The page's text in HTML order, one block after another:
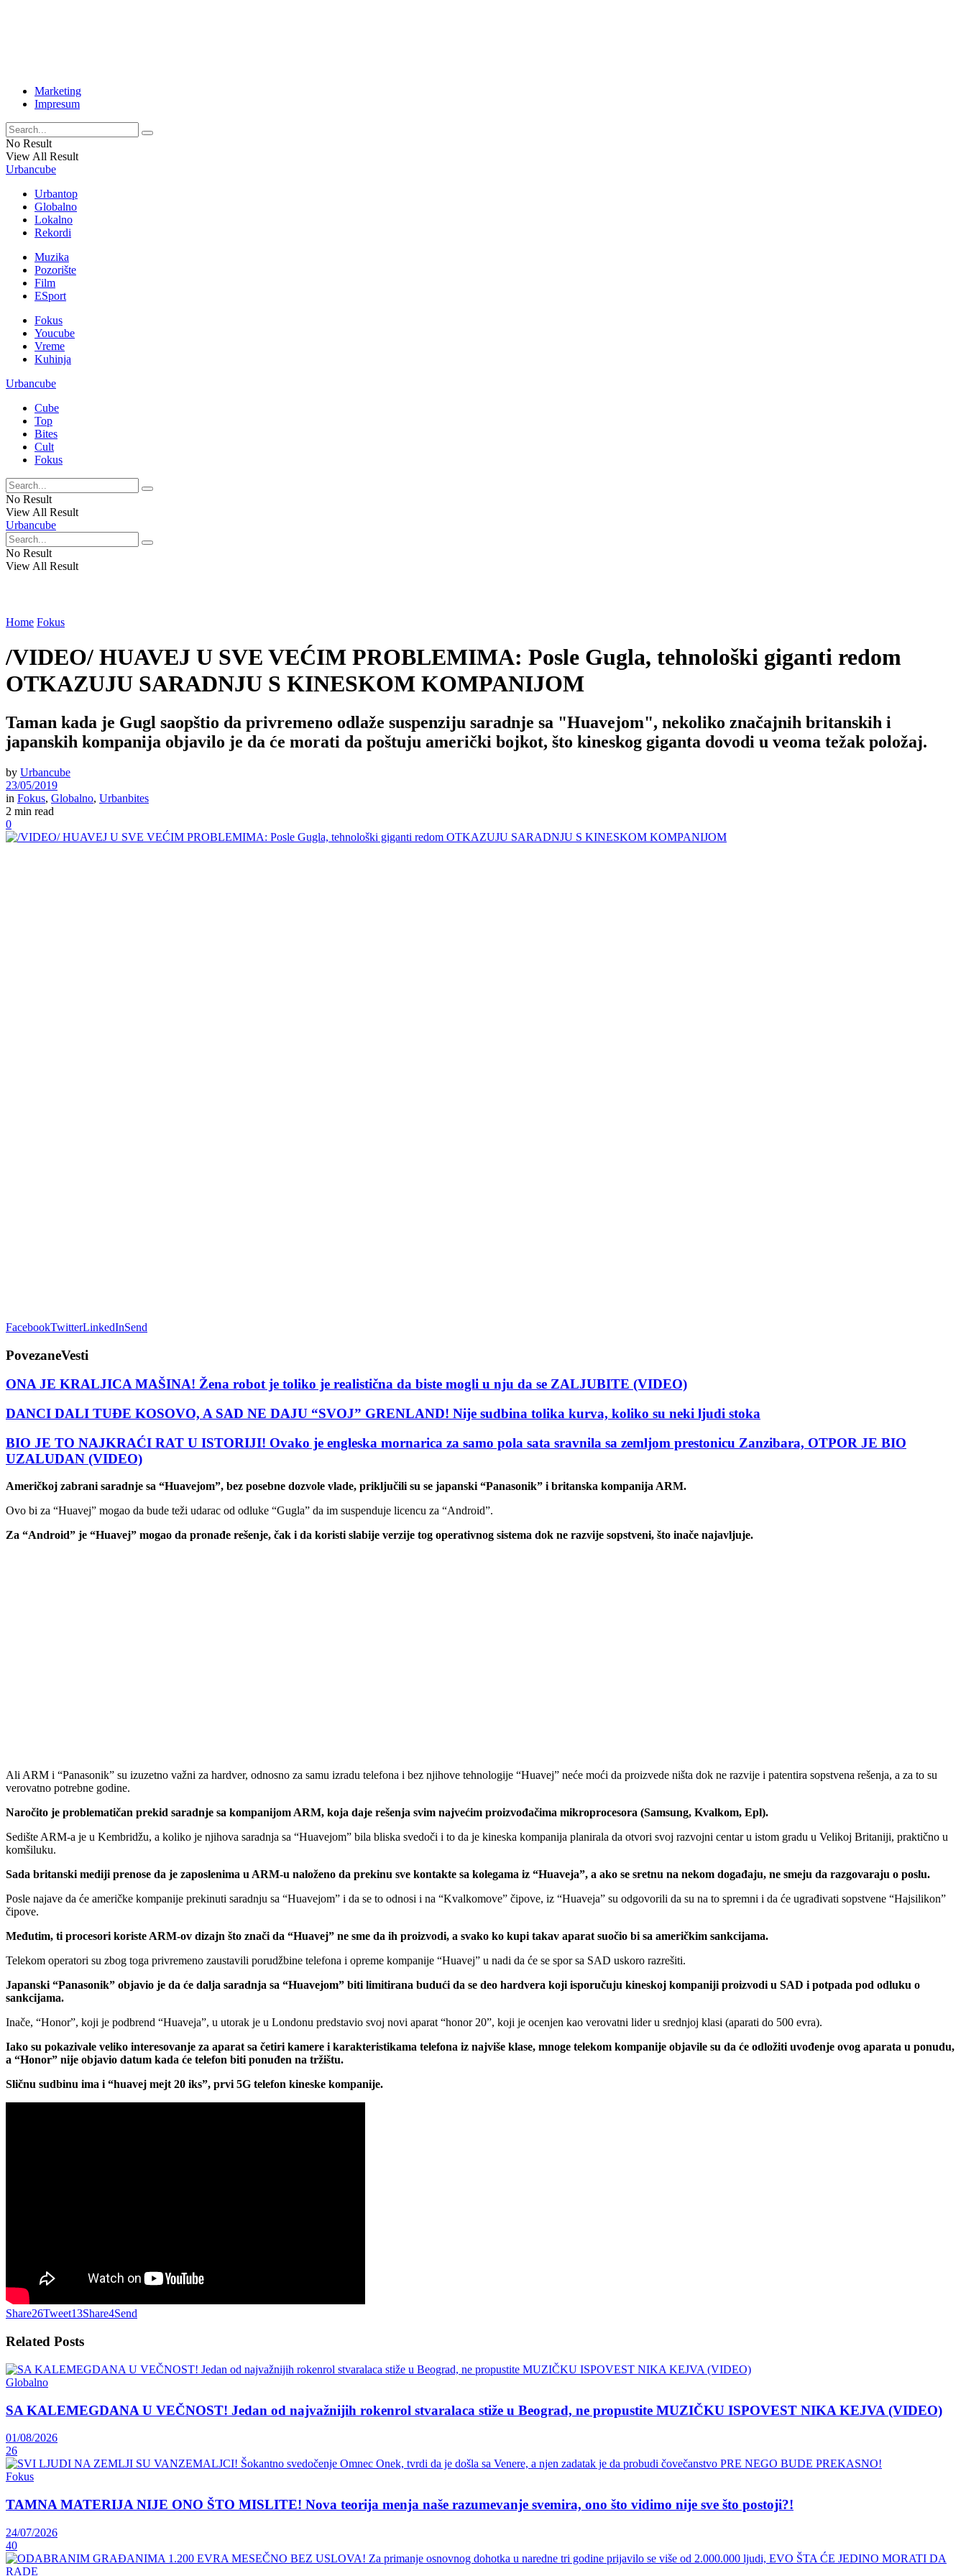
Marketing
Impresum
No Result
View All Result
Urbancube
Urbantop
Globalno
Lokalno
Rekordi
Muzika
Pozorište
Film
ESport
Fokus
Youcube
Vreme
Kuhinja
Urbancube
Cube
Top
Bites
Cult
Fokus
No Result
View All Result
Urbancube
No Result
View All Result
Home Fokus
/VIDEO/ HUAVEJ U SVE VEĆIM PROBLEMIMA: Posle Gugla, tehnološki giganti redom
OTKAZUJU SARADNJU S KINESKOM KOMPANIJOM
Taman kada je Gugl saopštio da privremeno odlaže suspenziju saradnje sa "Huavejom", nekoliko značajnih britanskih i
japanskih kompanija objavilo je da će morati da poštuju američki bojkot, što kineskog giganta dovodi u veoma težak položaj.
by Urbancube
23/05/2019
in Fokus, Globalno, Urbanbites
2 min read
0
FacebookTwitterLinkedInSend
PovezaneVesti
ONA JE KRALJICA MAŠINA! Žena robot je toliko je realistična da biste mogli u nju da se ZALJUBITE (VIDEO)
DANCI DALI TUĐE KOSOVO, A SAD NE DAJU “SVOJ” GRENLAND! Nije sudbina tolika kurva, koliko su neki ljudi stoka
BIO JE TO NAJKRAĆI RAT U ISTORIJI! Ovako je engleska mornarica za samo pola sata sravnila sa zemljom prestonicu Zanzibara, OTPOR JE BIO
UZALUDAN (VIDEO)
Američkoj zabrani saradnje sa “Huavejom”, bez posebne dozvole vlade, priključili su se japanski “Panasonik” i britanska kompanija ARM.
Ovo bi za “Huavej” mogao da bude teži udarac od odluke “Gugla” da im suspenduje licencu za “Android”.
Za “Android” je “Huavej” mogao da pronađe rešenje, čak i da koristi slabije verzije tog operativnog sistema dok ne razvije sopstveni, što inače najavljuje.
Ali ARM i “Panasonik” su izuzetno važni za hardver, odnosno za samu izradu telefona i bez njihove tehnologije “Huavej” neće moći da proizvede ništa dok ne razvije i patentira sopstvena rešenja, a za to su
verovatno potrebne godine.
Naročito je problematičan prekid saradnje sa kompanijom ARM, koja daje rešenja svim najvećim proizvođačima mikroprocesora (Samsung, Kvalkom, Epl).
Sedište ARM-a je u Kembridžu, a koliko je njihova saradnja sa “Huavejom” bila bliska svedoči i to da je kineska kompanija planirala da otvori svoj razvojni centar u istom gradu u Velikoj Britaniji, praktično u
komšiluku.
Sada britanski mediji prenose da je zaposlenima u ARM-u naloženo da prekinu sve kontakte sa kolegama iz “Huaveja”, a ako se sretnu na nekom događaju, ne smeju da razgovaraju o poslu.
Posle najave da će američke kompanije prekinuti saradnju sa “Huavejom” i da se to odnosi i na “Kvalkomove” čipove, iz “Huaveja” su odgovorili da su na to spremni i da će ugrađivati sopstvene “Hajsilikon”
čipove.
Međutim, ti procesori koriste ARM-ov dizajn što znači da “Huavej” ne sme da ih proizvodi, a svako ko kupi takav aparat suočio bi sa američkim sankcijama.
Telekom operatori su zbog toga privremeno zaustavili porudžbine telefona i opreme kompanije “Huavej” u nadi da će se spor sa SAD uskoro razrešiti.
Japanski “Panasonik” objavio je da će dalja saradnja sa “Huavejom” biti limitirana budući da se deo hardvera koji isporučuju kineskoj kompaniji proizvodi u SAD i potpada pod odluku o
sankcijama.
Inače, “Honor”, koji je podbrend “Huaveja”, u utorak je u Londonu predstavio svoj novi aparat “honor 20”, koji je ocenjen kao verovatni lider u srednjoj klasi (aparati do 500 evra).
Iako su pokazivale veliko interesovanje za aparat sa četiri kamere i karakteristikama telefona iz najviše klase, mnoge telekom kompanije objavile su da će odložiti uvođenje ovog aparata u ponudu,
a “Honor” nije objavio datum kada će telefon biti ponuđen na tržištu.
Sličnu sudbinu ima i “huavej mejt 20 iks”, prvi 5G telefon kineske kompanije.
Share26Tweet13Share4Send
Related Posts
Globalno
SA KALEMEGDANA U VEČNOST! Jedan od najvažnijih rokenrol stvaralaca stiže u Beograd, ne propustite MUZIČKU ISPOVEST NIKA KEJVA (VIDEO)
01/08/2026
26
Fokus
TAMNA MATERIJA NIJE ONO ŠTO MISLITE! Nova teorija menja naše razumevanje svemira, ono što vidimo nije sve što postoji?!
24/07/2026
40